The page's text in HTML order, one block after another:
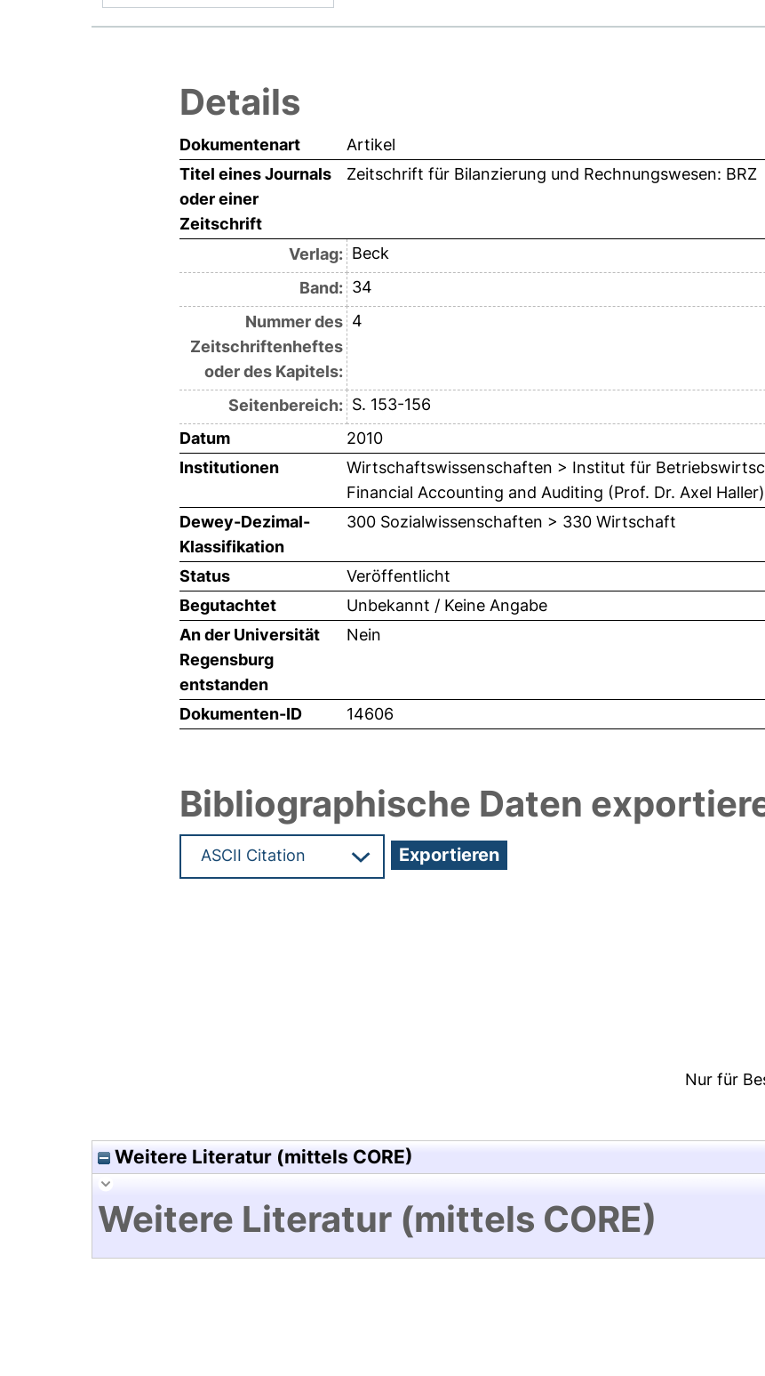
Details
Dokumentenart
Artikel
Titel eines Journals
oder einer
Zeitschrift
Zeitschrift für Bilanzierung und Rechnungswesen: BRZ
Verlag: Beck
Band: 34
Nummer des
Zeitschriftenheftes
oder des Kapitels:
4
Seitenbereich: S. 153-156
Datum
2010
Institutionen
Wirtschaftswissenschaften > Institut für
Financial Accounting and Auditing (Prof. Dr. Axel Haller)
Dewey-Dezimal-
Klassifikation
300 Sozialwissenschaften > 330 Wirtschaft
Status
Veröffentlicht
Begutachtet
Unbekannt / Keine Angabe
An der Universität
Regensburg
entstanden
Nein
Dokumenten-ID 14606
Bibliographische Daten
Nur für
Weitere Literatur (mittels CORE)
Weitere Literatur (mittels CORE)